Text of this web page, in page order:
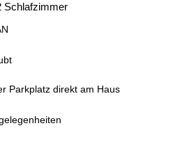
Schlafzimmer
Parkplatz direkt am Haus